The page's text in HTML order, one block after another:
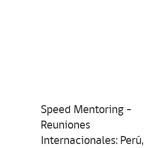
Speed Mentoring –
Reuniones
Internacionales: Perú,